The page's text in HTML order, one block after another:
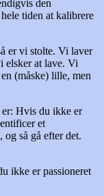
den
tiden at kalibrere
er vi stolte. Vi laver
elsker at lave. Vi
(måske) lille, men
Hvis du ikke er
et
så gå efter det.
ikke er passioneret